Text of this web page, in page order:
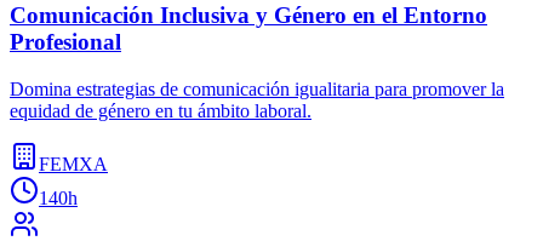
Comunicación Inclusiva y Género en el Entorno
Profesional
Domina estrategias de comunicación igualitaria para promover la
equidad de género en tu ámbito laboral.
FEMXA
140h